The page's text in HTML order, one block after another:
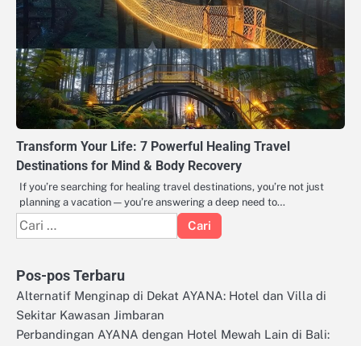
Transform Your Life: 7 Powerful Healing Travel
Destinations for Mind & Body Recovery
If you’re searching for healing travel destinations, you’re not just
planning a vacation — you’re answering a deep need to…
Cari
untuk:
Pos-pos Terbaru
Alternatif Menginap di Dekat AYANA: Hotel dan Villa di
Sekitar Kawasan Jimbaran
Perbandingan AYANA dengan Hotel Mewah Lain di Bali: